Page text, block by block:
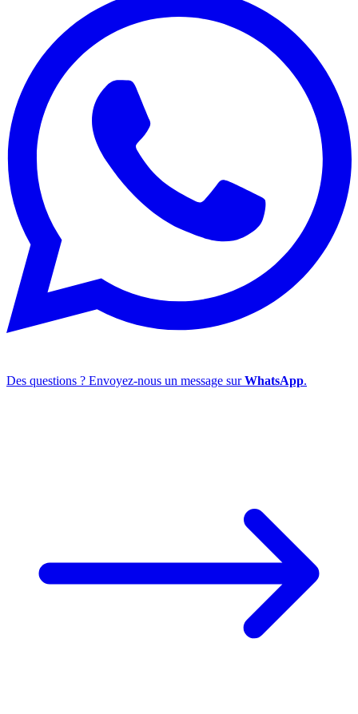
Des questions ? Envoyez-nous un message surWhatsApp.